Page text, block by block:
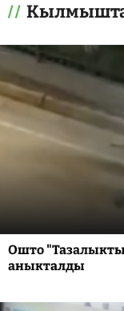
Ошто
аныкталды